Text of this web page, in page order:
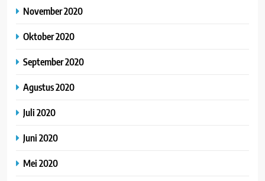
November 2020
Oktober 2020
September 2020
Agustus 2020
Juli 2020
Juni 2020
Mei 2020